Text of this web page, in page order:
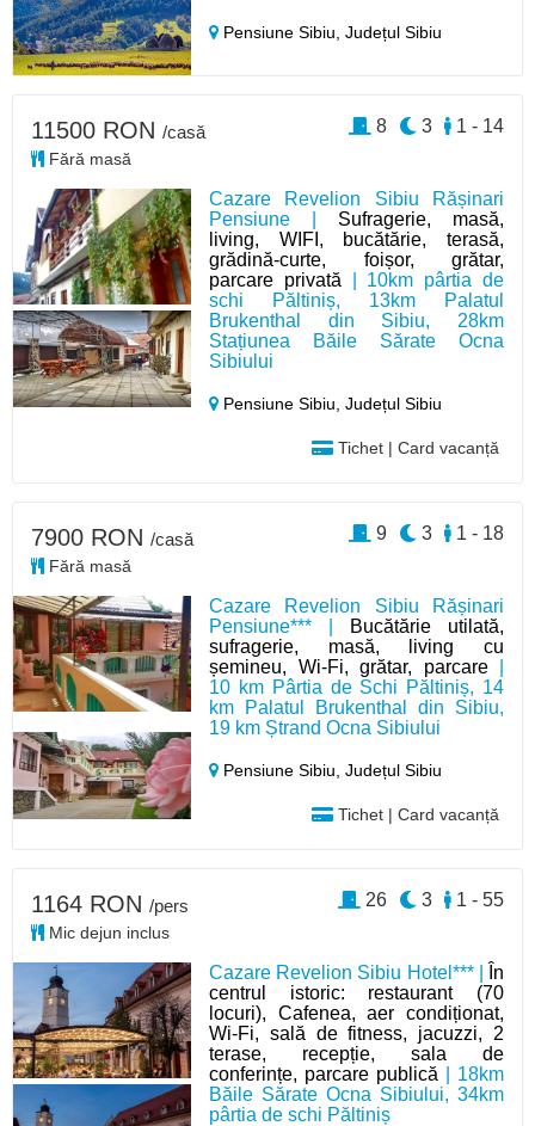
Pensiune Sibiu,Județul Sibiu
Cazare Revelion Sibiu Rășinari
Pensiune | Sufragerie, masă,
living, WIFI, bucătărie, terasă,
grădină-curte, foișor, grătar,
parcare privată | 10km pârtia de
schi Păltiniș, 13km Palatul
Brukenthal din Sibiu, 28km
Stațiunea Băile Sărate Ocna
Sibiului
Pensiune Sibiu,Județul Sibiu
Tichet | Card vacanță
11500 RON /casă
Fără masă
1 - 14
3
8
Cazare Revelion Sibiu Rășinari
Pensiune*** |
Bucătărie utilată,
sufragerie, masă, living cu
șemineu, Wi-Fi, grătar, parcare|
10 km Pârtia de Schi Păltiniș, 14
km Palatul Brukenthal din Sibiu,
19 km Ștrand Ocna Sibiului
Pensiune Sibiu,Județul Sibiu
Tichet | Card vacanță
7900 RON /casă
Fără masă
1 - 18
3
9
Cazare Revelion Sibiu Hotel*** |
În
centrul istoric: restaurant (70
locuri), Cafenea, aer condiționat,
Wi-Fi, sală de fitness, jacuzzi, 2
terase, recepție, sala de
conferințe, parcare publică | 18km
Băile Sărate Ocna Sibiului, 34km
pârtia de schi Păltiniș
1164 RON /pers
Mic dejun inclus
1 - 55
3
26